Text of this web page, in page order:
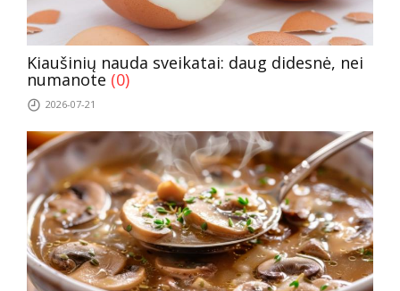
Kiaušinių nauda sveikatai: daug didesnė, nei
numanote (0)
2026-07-21